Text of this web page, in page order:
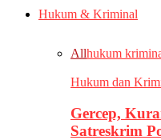
Hukum & Kriminal
Allhukum
Hukum dan
Gercep,
Satreskrim